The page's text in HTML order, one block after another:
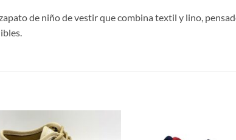
de niño de vestir que combina textil y lino,